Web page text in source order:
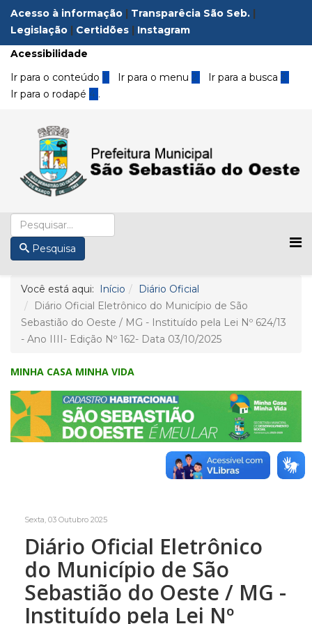
Acesso à informação | Transparêcia São Seb. |
Legislação | Certidões | Instagram
Acessibilidade
Ir para o conteúdo 1 Ir para o menu 2 Ir para a busca3
Ir para o rodapé 4 .
Pesquisa
Você está aqui: Início
Diário Oficial
Diário Oficial Eletrônico do Município de São
Sebastião do Oeste / MG - Instituído pela Lei Nº 624/13
- Ano IIII- Edição Nº 162- Data 03/10/2025
MINHA CASA MINHA VIDA
Sexta, 03 Outubro 2025
Diário Oficial Eletrônico
do Município de São
Sebastião do Oeste / MG -
Instituído pela Lei Nº